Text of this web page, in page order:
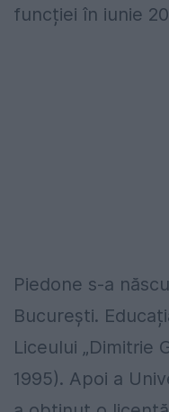
funcției în iunie
Piedone s-a
București.
Liceului „Dimitrie
1995). Apoi a